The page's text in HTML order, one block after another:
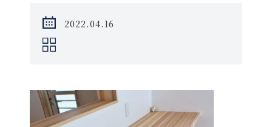
2022.04.16